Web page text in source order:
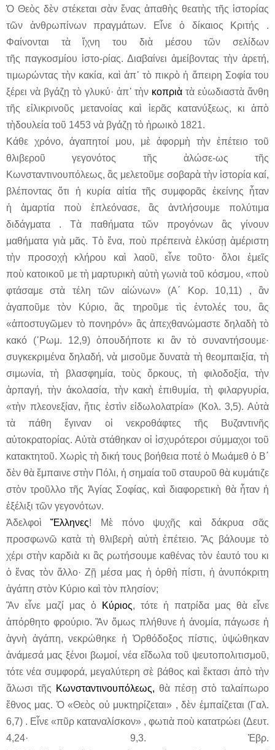
Ὁ Θεὸς δὲν στέκεται σὰν ἕνας ἀπαθὴς θεατὴς τῆς ἱστορίας
τῶν ἀνθρωπίνων πραγμάτων. Εἶνε
ὁ δίκαιος Κριτής
.
Φαίνονται τὰ ἴχνη του διὰ μέσου τῶν σελίδων
τῆς παγκοσμίου ἱστο-ρίας. Διαβαίνει ἀμείβοντας τὴν ἀρετή,
τιμωρώντας τὴν κακία, καὶ ἀπ᾽ τὸ πικρὸ ἡ ἄπειρη Σοφία του
ξέρει νὰ βγάζῃ τὸ γλυκύ· ἀπ᾽ τὴν κοπριὰ τὰ εὐωδιαστὰ ἄνθη
τῆς εἰλικρινοῦς μετανοίας καὶ ἱερᾶς κατανύξεως, κι ἀπὸ
τὴδουλεία τοῦ 1453 νὰ βγάζῃ τὸ ἡρωικὸ 1821.
Κάθε χρόνο, ἀγαπητοί μου, μὲ ἀφορμὴ τὴν ἐπέτειο τοῦ
θλιβεροῦ γεγονότος τῆς ἁλώσε-ως τῆς
Κωνσταντινουπόλεως, ἂς μελετοῦμε σοβαρὰ τὴν ἱστορία καί,
βλέποντας ὅτι ἡ κυρία αἰτία τῆς συμφορᾶς ἐκείνης ἦταν
ἡ ἁμαρτία ποὺ ἐπλεόνασε, ἂς ἀντλήσουμε πολύτιμα
διδάγματα . Τὰ παθήματα τῶν προγόνων ἂς γίνουν
μαθήματα γιὰ μᾶς. Τὸ ἕνα, ποὺ πρέπεινὰ ἑλκύσῃ ἀμέριστη
τὴν προσοχὴ κλήρου καὶ λαοῦ, εἶνε τοῦτο· ὅλοι ἐμεῖς
ποὺ κατοικοῦ με τὴ μαρτυρικὴ αὐτὴ γωνιὰ τοῦ κόσμου, «ποὺ
φτάσαμε στὰ τέλη τῶν αἰώνων» (Α΄ Κορ. 10,11) , ἂν
ἀγαποῦμε τὸν Κύριο, ἂς τηροῦμε τὶς ἐντολές του, ἂς
«ἀποστυγῶμεν τὸ πονηρόν» ἂς ἀπεχθανώμαστε δηλαδὴ τὸ
κακό (῾Ρωμ. 12,9) ὁπουδήποτε κι ἂν τὸ συναντήσουμε·
συγκεκριμένα δηλαδή, νὰ μισοῦμε δυνατὰ τὴ θεομπαιξία, τὴ
σιμωνία, τὴ βλασφημία, τοὺς ὅρκους, τὴ φιλοδοξία, τὴν
ἁρπαγή, τὴν ἀκολασία, τὴν κακὴ ἐπιθυμία, τὴ φιλαργυρία,
«τὴν πλεονεξίαν, ἥτις ἐστὶν εἰδωλολατρία» (Κολ. 3,5). Αὐτὰ
τὰ πάθη ἔγιναν οἱ νεκροθάφτες τῆς Βυζαντινῆς
αὐτοκρατορίας. Αὐτὰ στάθηκαν οἱ ἰσχυρότεροι σύμμαχοι τοῦ
κατακτητοῦ. Χωρὶς τὴ δική τους βοήθεια ποτέ ὁ Μωάμεθ ὁ Β΄
δὲν θὰ ἔμπαινε στὴν Πόλι, ἡ σημαία τοῦ σταυροῦ θὰ κυμάτιζε
στὸν τροῦλλο τῆς Ἁγίας Σοφίας, καὶ διαφορετικὴ θὰ ἦταν ἡ
ἐξέλιξι τῶν γεγονότων.
ἈδελφοὶἝλληνες! Μὲ πόνο ψυχῆς καὶ δάκρυα σᾶς
προσφωνῶ κατὰ τὴ θλιβερὴ αὐτὴ ἐπέτειο. Ἂς βάλουμε τὸ
χέρι στὴν καρδιὰ κι ἂς ρωτήσουμε καθένας τὸν ἑαυτό του κι
ὁ ἕνας τὸν ἄλλο· Ζῇ μέσα μας ἡ ὀρθὴ πίστι, ἡ ἀνυπόκριτη
ἀγάπη στὸν Κύριο καὶ τὸν πλησίον;
Ἂν εἶνε μαζί μας ὁ
Κύριος, τότε ἡ πατρίδα μας θὰ εἶνε
ἀπόρθητο φρούριο. Ἂν ὅμως πλήθυνε ἡ ἀνομία, πάγωσε ἡ
ἁγνὴ ἀγάπη, νεκρώθηκε ἡ Ὀρθόδοξος πίστις, ὑψώθηκαν
ἀνάμεσά μας ξένοι βωμοί, νέα εἴδωλα τοῦ ψευτοπολιτισμοῦ,
τότε νέα συμφορά, μεγαλύτερη σὲ βάθος καὶ ἔκτασι ἀπὸ τὴν
ἅλωσι τῆς Κωνσταντινουπόλεως, θὰ πέσῃ στὸ ταλαίπωρο
ἔθνος μας. Ὁ «Θεὸς οὐ μυκτηρίζεται» , δὲν ἐμπαίζεται (Γαλ.
6,7) . Εἶνε «πῦρ καταναλίσκον» , φωτιὰ ποὺ κατατρώει (Δευτ.
4,24· 9,3. Ἑβρ.